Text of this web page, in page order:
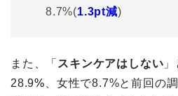
8.7%(1.3pt減)
また、「 スキンケアはしない
28.9% 、女性で8.7%と前回の